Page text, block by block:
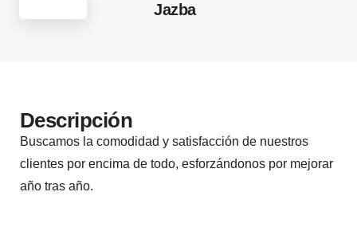
Jazba
Descripción
Buscamos la comodidad y satisfacción de nuestros
clientes por encima de todo, esforzándonos por mejorar
año tras año.